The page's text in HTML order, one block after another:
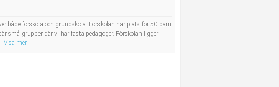
både förskola och grundskola. Förskolan har plats för 50 barn
små grupper där vi har fasta pedagoger. Förskolan ligger i
Visa mer